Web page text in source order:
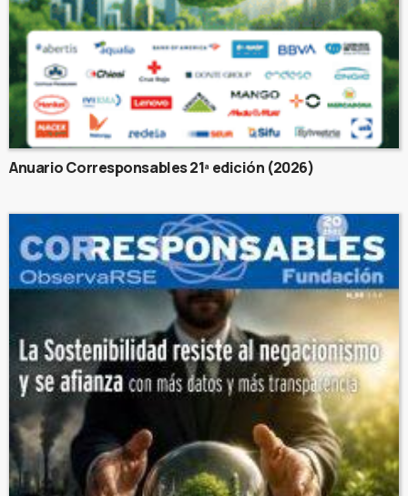
Anuario Corresponsables 21ª edición (2026)